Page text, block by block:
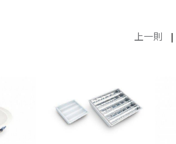
上一則 |